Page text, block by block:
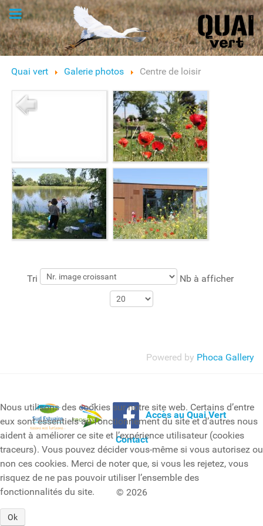
Logo
Quai vert Galerie photos Centre de loisir
Tri Nb à afficher
Powered by Phoca Gallery
Accès au Quai Vert
Contact
© 2026
Nous utilisons des cookies sur notre site web. Certains d’entre
eux sont essentiels au fonctionnement du site et d’autres nous
aident à améliorer ce site et l’expérience utilisateur (cookies
traceurs). Vous pouvez décider vous-même si vous autorisez ou
non ces cookies. Merci de noter que, si vous les rejetez, vous
risquez de ne pas pouvoir utiliser l’ensemble des
fonctionnalités du site.
Ok